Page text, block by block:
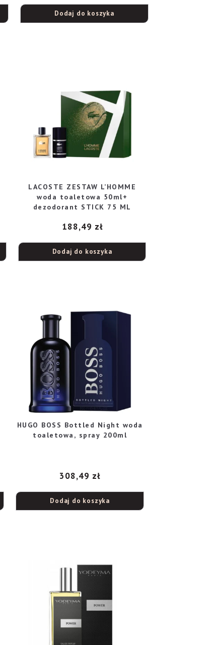
Dodaj do koszyka
LACOSTE ZESTAW L’HOMME
woda toaletowa 50ml+
dezodorant STICK 75 ML
188,49 zł
Dodaj do koszyka
HUGO BOSS Bottled Night woda
toaletowa, spray 200ml
308,49 zł
Dodaj do koszyka